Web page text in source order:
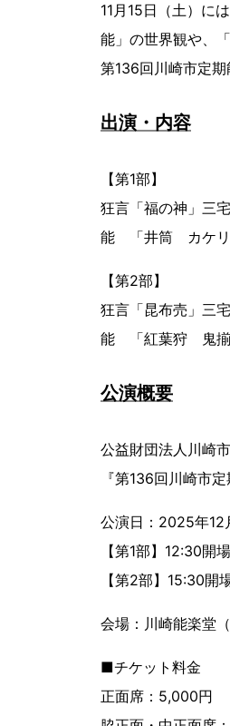
11月15日（土）に
能」の世界観や、
第136回川崎市定
出演・内容
【第1部】
狂言「福の神」三
能 「井筒 カケリ
【第2部】
狂言「昆布売」三
能 「紅葉狩 鬼揃
公演概要
公益財団法人川崎
『第136回川崎市
公演日：2025年12
【第1部】12:30開
【第2部】15:30開
会場：川崎能楽堂
■チケット料金
正面席：5,000円